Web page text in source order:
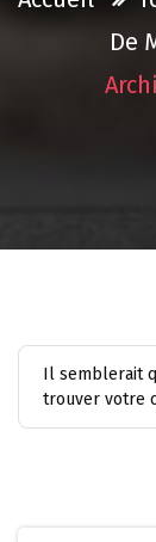
De
Il semblerait
trouver votre